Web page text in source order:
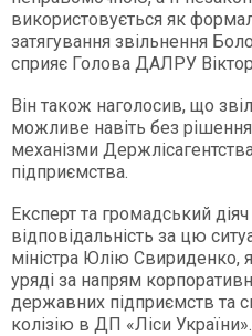
використовується як
затягування звільнення
сприяє Голова ДАЛРУ
Він також наголосив, що
можливе навіть без
механізми
підприємства.
Експерт та громадський
відповідальність за цю
міністра Юлію Свириденко,
уряді за напрям
державних підприємств та
колізію в ДП «Ліси України».